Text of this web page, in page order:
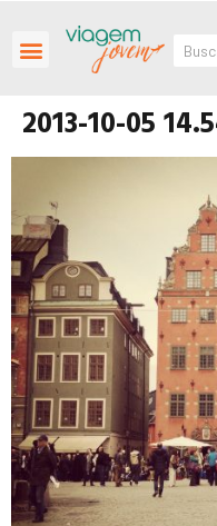
2013-10-05